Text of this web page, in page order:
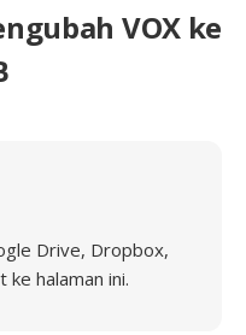
VOX ke
Drive, Dropbox,
halaman ini.